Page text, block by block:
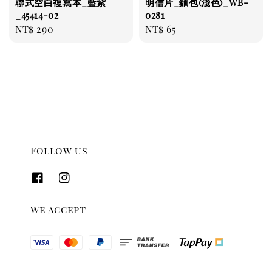
聯式空白複寫本_藍紫
_45414-02
Regular
NT$ 290
明信片_麵包(淺色)_WB-
0281
Regular
NT$ 65
Follow us
We accept